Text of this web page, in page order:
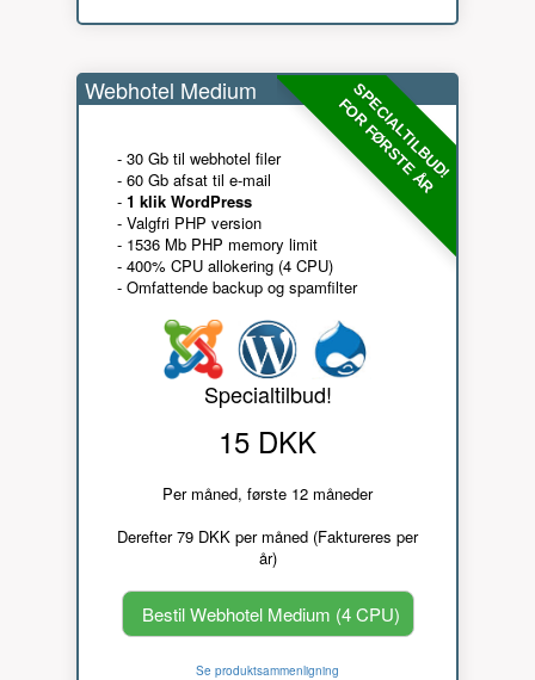
SPECIALTILBUD!
FOR FØRSTE ÅR
Webhotel Medium
- 30 Gb til webhotel filer
- 60 Gb afsat til e-mail
- 1 klik WordPress
- Valgfri PHP version
- 1536 Mb PHP memory limit
- 400% CPU allokering (4 CPU)
- Omfattende backup og spamfilter
Specialtilbud!
15 DKK
Per måned, første 12 måneder
Derefter 79 DKK per måned (Faktureres per
år)
Bestil Webhotel Medium (4 CPU)
Se produktsammenligning